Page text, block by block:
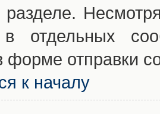
в отдельных
форме отправки
к началу